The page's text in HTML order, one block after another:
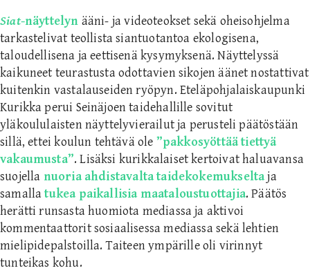
Siat-näyttelyn ääni- ja videoteokset sekä oheisohjelma
tarkastelivat teollista siantuotantoa ekologisena,
taloudellisena ja eettisenä kysymyksenä. Näyttelyssä
kaikuneet teurastusta odottavien sikojen äänet nostattivat
kuitenkin vastalauseiden ryöpyn. Eteläpohjalaiskaupunki
Kurikka perui Seinäjoen taidehallille sovitut
yläkoululaisten näyttelyvierailut ja perusteli päätöstään
sillä, ettei koulun tehtävä ole ”pakkosyöttää tiettyä
vakaumusta”. Lisäksi kurikkalaiset kertoivat haluavansa
suojella nuoria ahdistavalta taidekokemukseltaja
samallatukea paikallisia maataloustuottajia. Päätös
herätti runsasta huomiota mediassa ja aktivoi
kommentaattorit sosiaalisessa mediassa sekä lehtien
mielipidepalstoilla. Taiteen ympärille oli virinnyt
tunteikas kohu.